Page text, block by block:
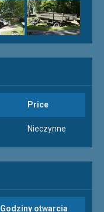
Price
Nieczynne
Godziny otwarcia